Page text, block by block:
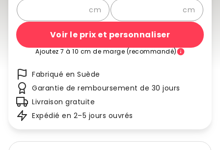
cm cm
Voir le prix et personnaliser
Ajoutez 7 à 10 cm de marge (recommandé)
Fabriqué en Suède
Garantie de remboursement de 30 jours
Livraison gratuite
Expédié en 2–5 jours ouvrés